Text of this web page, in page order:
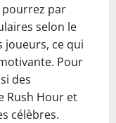
par
selon le
joueurs, ce qui
Pour
des
Rush Hour et
célèbres.